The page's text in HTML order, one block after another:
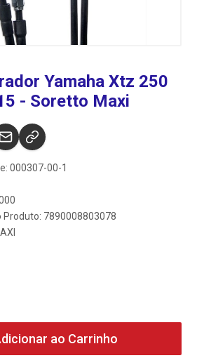
Yamaha Xtz 250
- Soretto Maxi
000307-00-1
Produto: 7890008803078
ao Carrinho